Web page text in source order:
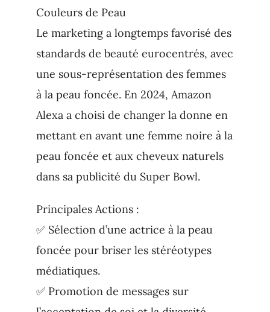
Couleurs de Peau
Le marketing a longtemps favorisé des
standards de beauté eurocentrés, avec
une sous-représentation des femmes
à la peau foncée. En 2024, Amazon
Alexa a choisi de changer la donne en
mettant en avant une femme noire à la
peau foncée et aux cheveux naturels
dans sa publicité du Super Bowl.
Principales Actions :
✅ Sélection d’une actrice à la peau
foncée pour briser les stéréotypes
médiatiques.
✅ Promotion de messages sur